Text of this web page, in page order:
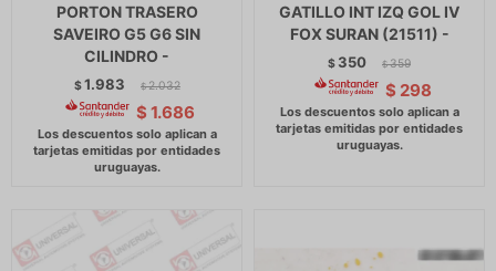
PORTON TRASERO
SAVEIRO G5 G6 SIN
CILINDRO -
$1.983 $ 2.032
$ 1.686
GATILLO INT IZQ GOL IV
FOX SURAN (21511) -
$ 350 $ 359
$ 298